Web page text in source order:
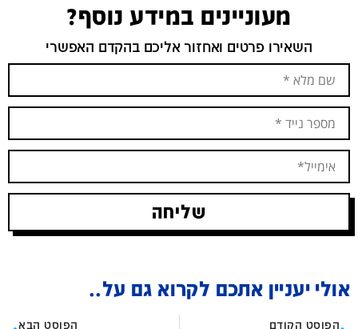
מעוניינים במידע נוסף?
השאירו פרטים ואחזור אליכם בהקדם האפשרי
שליחה
אולי יעניין אתכם לקרוא גם על..
הפוסט הקודם הפוסט הבא